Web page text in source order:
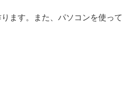
ます。また、パソコンを使っ